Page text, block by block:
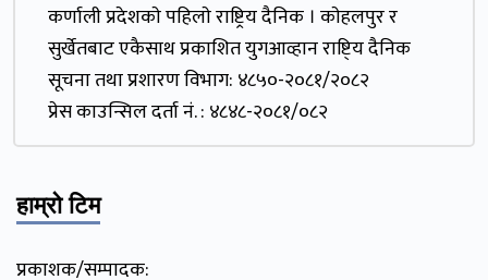
कर्णाली प्रदेशकाे पहिलाे राष्ट्रिय दैनिक । काेहलपुर र
सुर्खेतबाट एकैसाथ प्रकाशित युगआव्हान राष्टि्य दैनिक
सूचना तथा प्रशारण विभाग: ४८५०-२०८१/२०८२
प्रेस काउन्सिल दर्ता नं. : ४८४८-२०८१/०८२
हाम्रो टिम
प्रकाशक/सम्पादक: